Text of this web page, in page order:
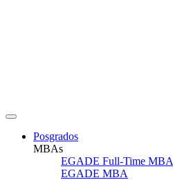
Posgrados
MBAs
EGADE Full-Time MBA
EGADE MBA